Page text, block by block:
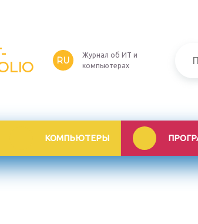
RU
Журнал об ИТ и
компьютерах
КОМПЬЮТЕРЫ